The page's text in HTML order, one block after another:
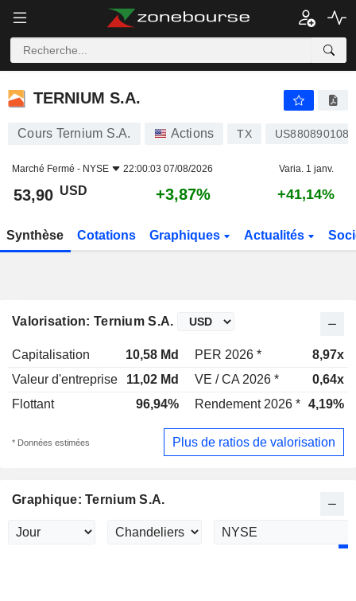
TERNIUM S.A.
TERNIUM S.A.
Cours Ternium S.A. Actions TX US8808901081
Marché Fermé - NYSE 22:00:03 07/08/2026 Varia. 1 janv.
53,90 USD +3,87% +41,14%
Synthèse Cotations Graphiques Actualités
Valorisation: Ternium S.A.
Capitalisation 10,58 Md PER 2026 *
8,97x
Valeur d'entreprise
11,02 Md VE / CA 2026 *
0,64x
Flottant
96,94% Rendement 2026 * 4,19%
* Données estimées Plus de ratios de valorisation
Graphique: Ternium S.A.